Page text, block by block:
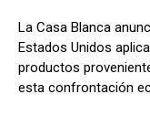
La Casa Blanca
Estados Unidos
productos
esta confrontación